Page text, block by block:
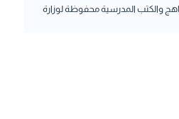
والكتب المدرسية محفوظة لوزارة